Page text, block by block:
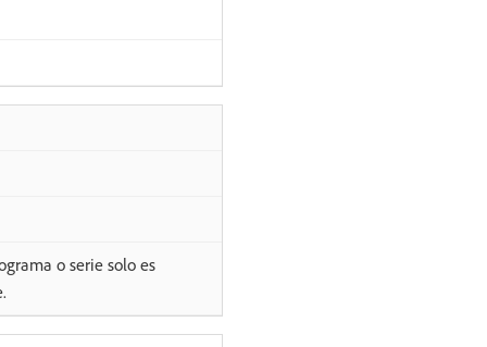
o serie solo es